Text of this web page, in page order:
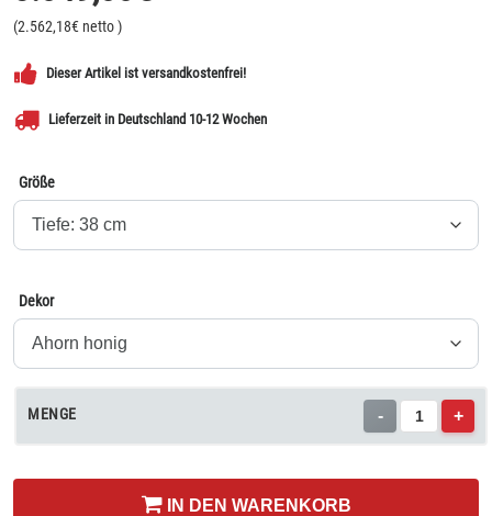
(2.562,18€ netto)
Dieser Artikel ist versandkostenfrei!
Lieferzeit in Deutschland 10-12 Wochen
Größe
Dekor
MENGE - +
IN DEN WARENKORB